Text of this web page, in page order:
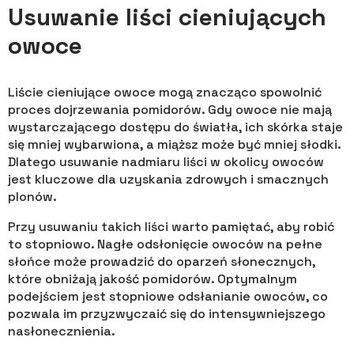
Usuwanie liści cieniujących
owoce
Liście cieniujące owoce mogą znacząco spowolnić
proces dojrzewania pomidorów. Gdy owoce nie mają
wystarczającego dostępu do światła, ich skórka staje
się mniej wybarwiona, a miąższ może być mniej słodki.
Dlatego usuwanie nadmiaru liści w okolicy owoców
jest kluczowe dla uzyskania zdrowych i smacznych
plonów.
Przy usuwaniu takich liści warto pamiętać, aby robić
to stopniowo. Nagłe odsłonięcie owoców na pełne
słońce może prowadzić do oparzeń słonecznych,
które obniżają jakość pomidorów. Optymalnym
podejściem jest stopniowe odsłanianie owoców, co
pozwala im przyzwyczaić się do intensywniejszego
nasłonecznienia.